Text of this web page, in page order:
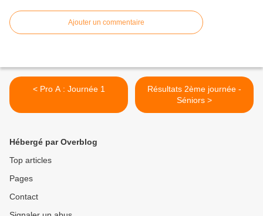
Ajouter un commentaire
< Pro A : Journée 1
Résultats 2ème journée -
Séniors >
Hébergé par Overblog
Top articles
Pages
Contact